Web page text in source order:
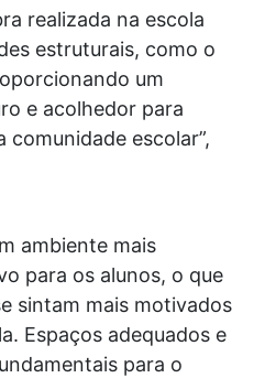
realizada na escola
estruturais, como o
um
e acolhedor para
comunidade escolar”,
ambiente mais
para os alunos, o que
sintam mais motivados
Espaços adequados e
para o